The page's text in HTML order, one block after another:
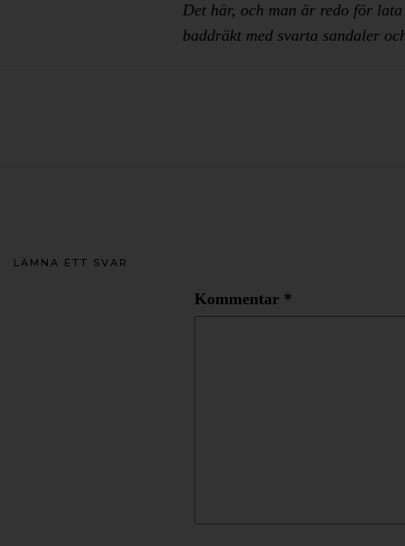
Det här, och man är redo för
baddräkt med svarta sandaler
LÄMNA ETT SVAR
Kommentar *